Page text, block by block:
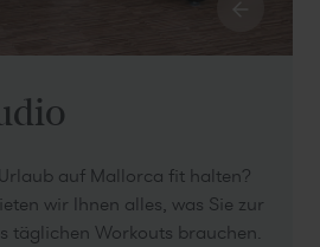
auf Mallorca fit halten?
wir Ihnen alles, was Sie zur
täglichen Workouts brauchen.